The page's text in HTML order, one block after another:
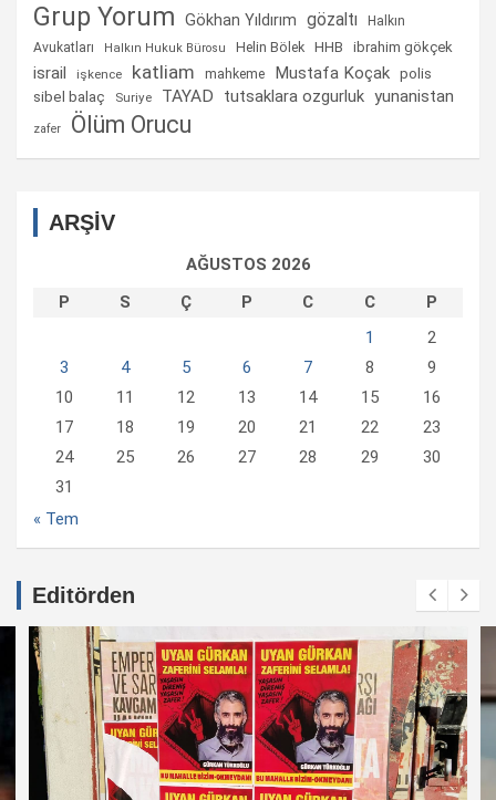
Grup Yorum Gökhan Yıldırım gözaltı
Halkın
Avukatları
Halkın Hukuk Bürosu Helin Bölek HHB ibrahim gökçek
israil işkence katliam mahkeme Mustafa Koçak polis
sibel balaç Suriye TAYAD tutsaklara ozgurluk yunanistan
zafer Ölüm Orucu
ARŞİV
AĞUSTOS 2026
P
S Ç P C C
P
1
2
3
4 5 6 7 8
9
10
11 12 13 14 15
16
17
18 19 20 21 22
23
24
25 26 27 28 29
30
31
« Tem
Editörden